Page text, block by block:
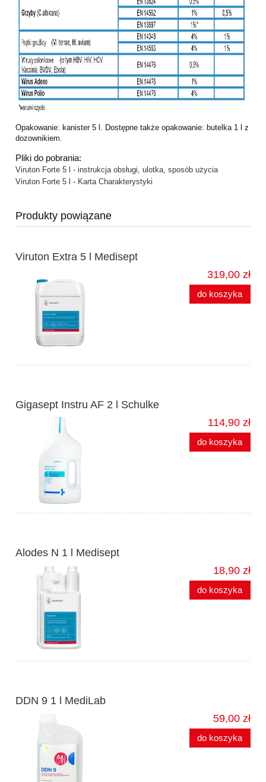
Opakowanie: kanister 5 l. Dostępne także opakowanie: butelka 1 l z
dozownikiem.
Pliki do pobrania:
Viruton Forte 5 l - instrukcja obsługi, ulotka, sposób użycia
Viruton Forte 5 l - Karta Charakterystyki
Produkty powiązane
Viruton Extra 5 l Medisept
319,00 zł
do koszyka
Gigasept Instru AF 2 l Schulke
114,90 zł
do koszyka
Alodes N 1 l Medisept
18,90 zł
do koszyka
DDN 9 1 l MediLab
59,00 zł
do koszyka